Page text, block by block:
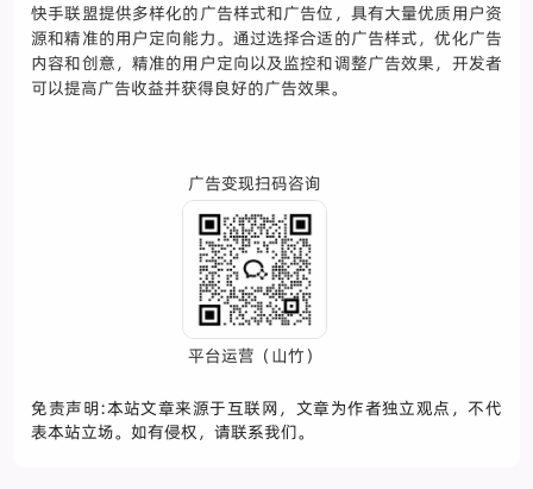
快手联盟提供多样化的广告样式和广告位，具有大量优质用户资
源和精准的用户定向能力。通过选择合适的广告样式，优化广告
内容和创意，精准的用户定向以及监控和调整广告效果，开发者
可以提高广告收益并获得良好的广告效果。
广告变现扫码咨询
平台运营（山竹）
免责声明:本站文章来源于互联网，文章为作者独立观点，不代
表本站立场。如有侵权，请联系我们。